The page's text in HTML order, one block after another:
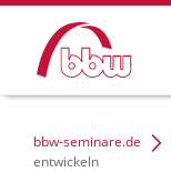
Weiterbildung
bbw-seminare.de
entwickeln